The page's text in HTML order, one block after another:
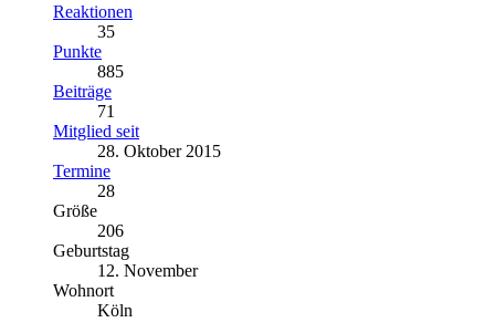
Reaktionen
35
Punkte
885
Beiträge
71
Mitglied seit
28. Oktober 2015
Termine
28
Größe
206
Geburtstag
12. November
Wohnort
Köln